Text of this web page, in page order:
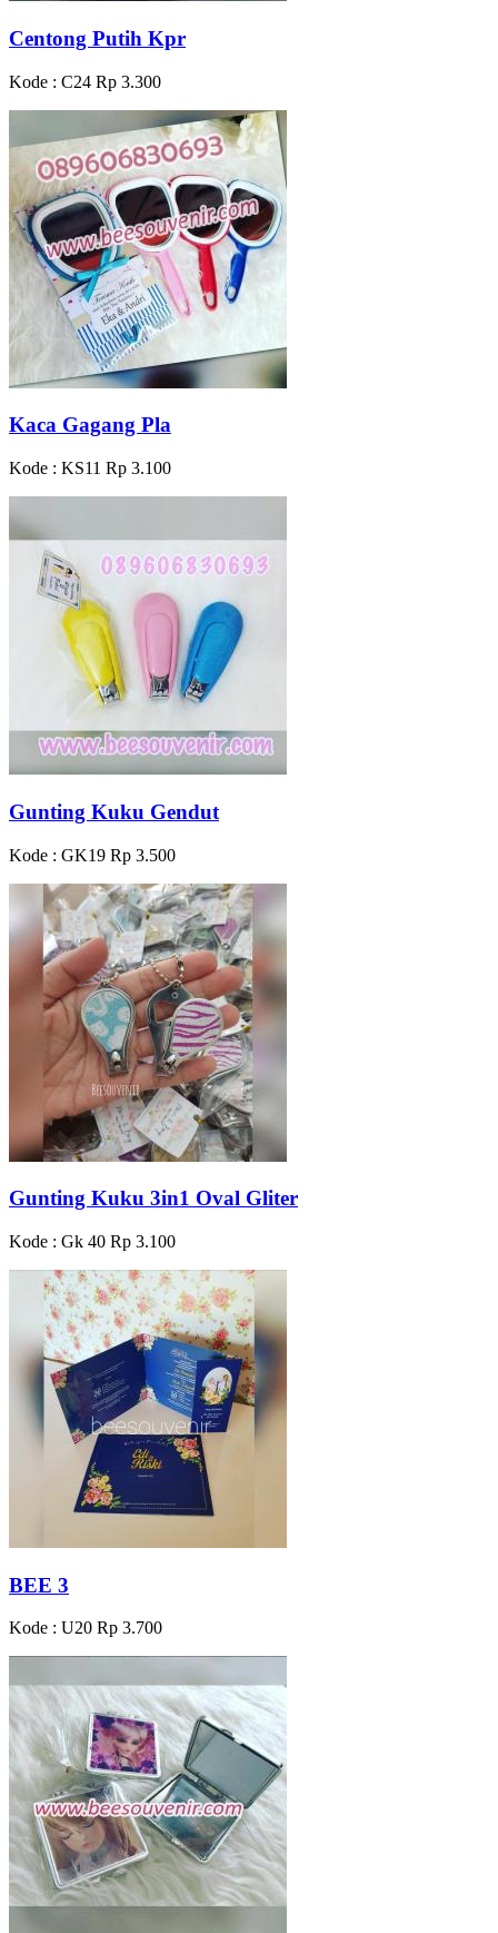
Centong Putih Kpr
Kode : C24 Rp 3.300
Kaca Gagang Pla
Kode : KS11 Rp 3.100
Gunting Kuku Gendut
Kode : GK19 Rp 3.500
Gunting Kuku 3in1 Oval Gliter
Kode : Gk 40 Rp 3.100
BEE 3
Kode : U20 Rp 3.700